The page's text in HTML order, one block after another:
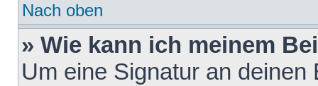
Nach oben
» Wie kann ich meinem
Um eine Signatur an